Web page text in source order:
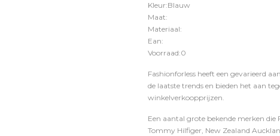
Kleur:Blauw
Maat:
Materiaal:
Ean:
Voorraad:0
Fashionforless heeft een gevarieerd
de laatste trends en bieden het aan
winkelverkoopprijzen.
Een aantal grote bekende merken die
Tommy Hilfiger, New Zealand